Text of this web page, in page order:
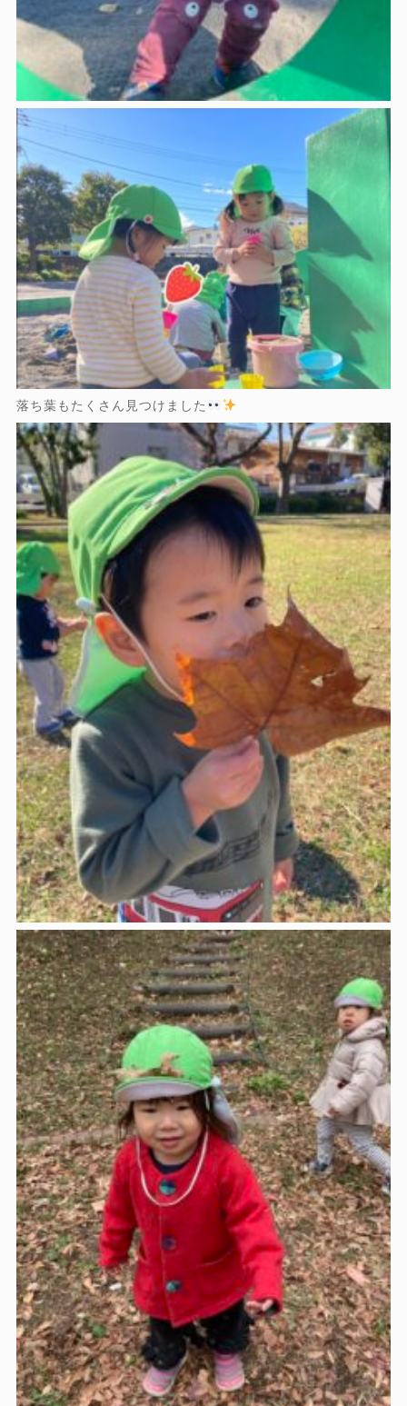
落ち葉もたくさん見つけました